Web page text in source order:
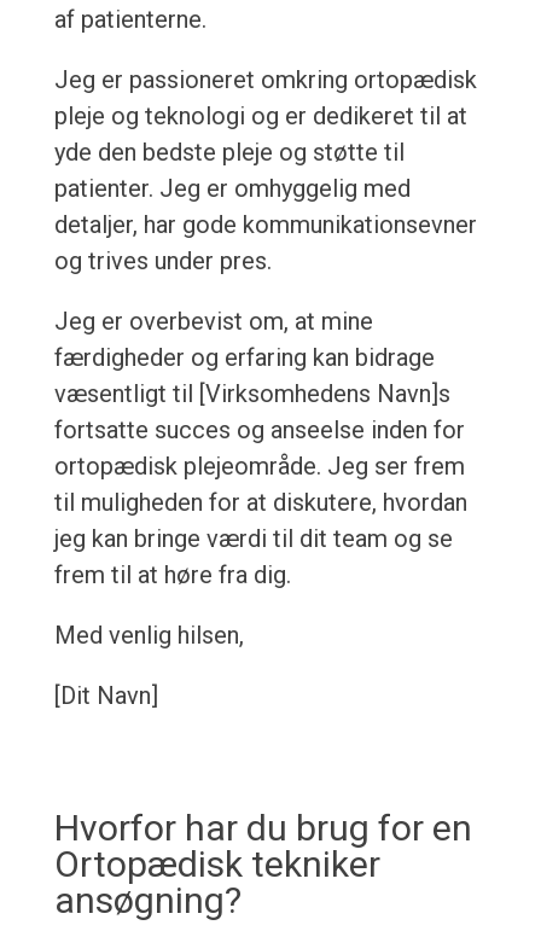
af patienterne.
Jeg er passioneret omkring ortopædisk
pleje og teknologi og er dedikeret til at
yde den bedste pleje og støtte til
patienter. Jeg er omhyggelig med
detaljer, har gode kommunikationsevner
og trives under pres.
Jeg er overbevist om, at mine
færdigheder og erfaring kan bidrage
væsentligt til [Virksomhedens Navn]s
fortsatte succes og anseelse inden for
ortopædisk plejeområde. Jeg ser frem
til muligheden for at diskutere, hvordan
jeg kan bringe værdi til dit team og se
frem til at høre fra dig.
Med venlig hilsen,
[Dit Navn]
Hvorfor har du brug for en
Ortopædisk tekniker
ansøgning?